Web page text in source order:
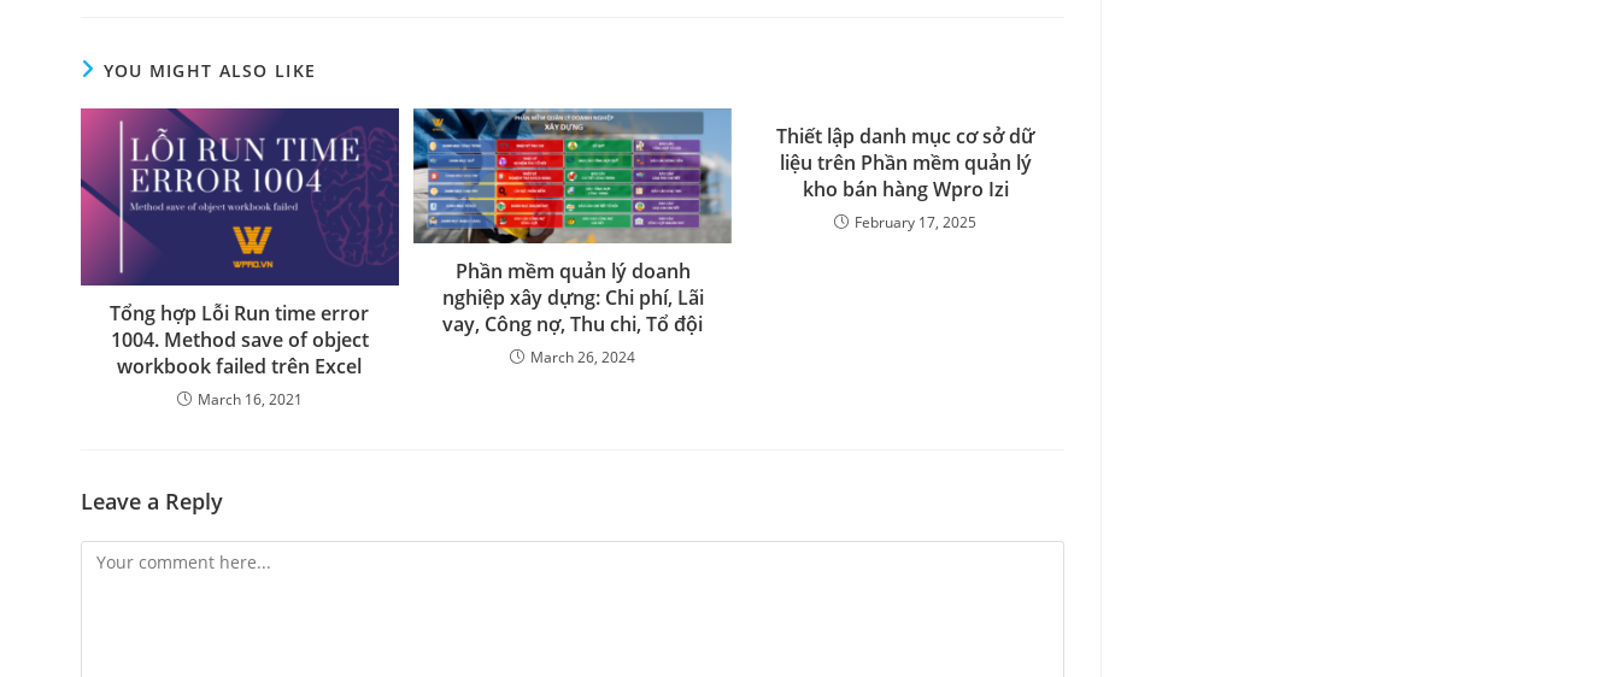
YOU MIGHT ALSO LIKE
Tổng hợp Lỗi Run time error
1004. Method save of object
workbook failed trên Excel
March 16, 2021
Phần mềm quản lý doanh
nghiệp xây dựng: Chi phí, Lãi
vay, Công nợ, Thu chi, Tổ đội
March 26, 2024
Thiết lập danh mục cơ sở dữ
liệu trên Phần mềm quản lý
kho bán hàng Wpro Izi
February 17, 2025
Leave a Reply
Comment